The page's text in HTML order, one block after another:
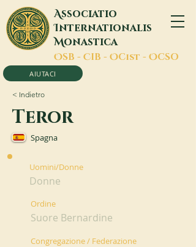
Associatio
Internationalis
Monastica
OSB - CIB - OCist - OCSO
AIUTACI
< Indietro
Teror
Spagna
Uomini/Donne
Donne
Ordine
Suore Bernardine
Congregazione / Federazione